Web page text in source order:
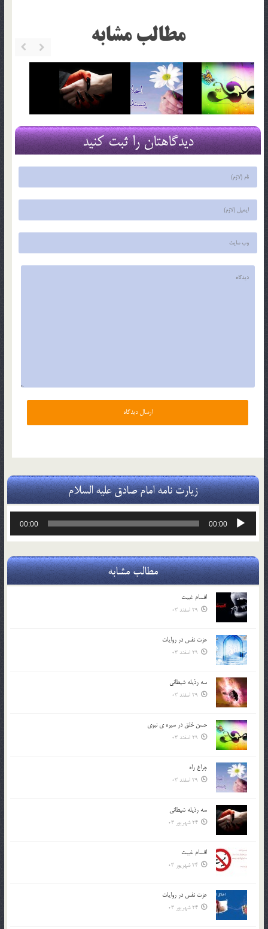
مطالب مشابه
دیدگاهتان را ثبت کنید
زیارت نامه امام صادق علیه السلام
پخش‌کننده
00:00
00:00
مطالب مشابه
اقسام غيبت
29 اسفند 03
عزت نفس در روايات
29 اسفند 03
سه رذیله شیطانی
29 اسفند 03
حسن خلق در سيره ي نبوي
29 اسفند 03
چراغ راه
29 اسفند 03
سه رذیله شیطانی
24 شهریور 03
اقسام غيبت
24 شهریور 03
عزت نفس در روايات
24 شهریور 03